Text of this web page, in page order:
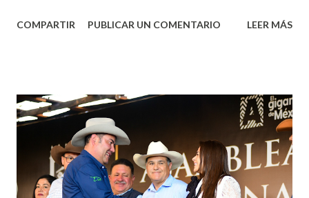
municipal, Leo Montañez dio inicio al programa
Corazón Urbano y el Municipio capital. Leo Montañez
informó que en este programa se usarán cerca de 90 mil
metros cuadrados de pintura, para dar inicio en la calle
Nieto, entre Jesús F. Elizondo y la calle 22 de Octubre, con
lo que se aplicará pintura en 66 casas. Posteriormente se
COMPARTIR PUBLICAR UN COMENTARIO LEER MÁS